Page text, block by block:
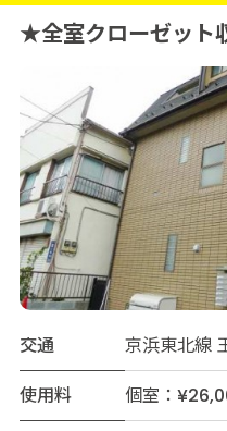
★全室クローゼット
交通
京浜東北線
使用料
個室：